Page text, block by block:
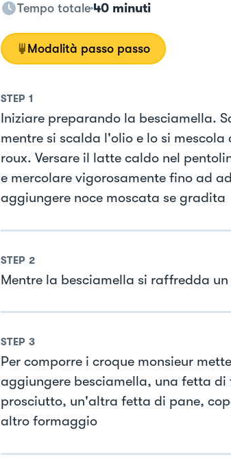
Tempo totale 40 minuti
Modalità passo passo
STEP 1
Iniziare preparando la besciamella.
mentre si scalda l'olio e lo si
roux. Versare il latte caldo nel
e mercolare vigorosamente fino ad
aggiungere noce moscata se gradita
STEP 2
Mentre la besciamella si raffredda
STEP 3
Per comporre i croque monsieur
aggiungere besciamella, una fetta
prosciutto, un'altra fetta di pane,
altro formaggio